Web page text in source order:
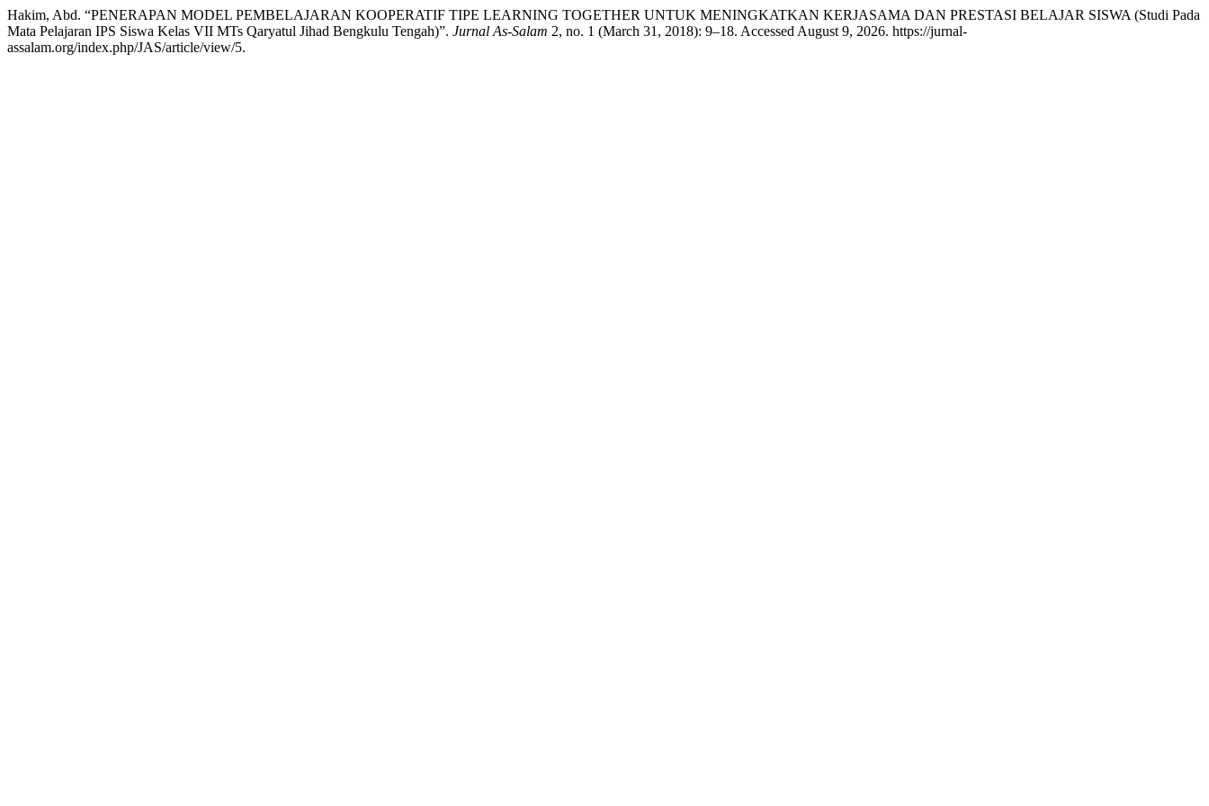
Hakim, Abd. “PENERAPAN MODEL PEMBELAJARAN KOOPERATIF TIPE LEARNING TOGETHER UNTUK MENINGKATKAN KERJASAMA DAN PRESTASI BELAJAR SISWA (Studi Pada
Mata Pelajaran IPS Siswa Kelas VII MTs Qaryatul Jihad Bengkulu Tengah)”. Jurnal As-Salam 2, no. 1 (March 31, 2018): 9–18. Accessed August 9, 2026. https://jurnal-
assalam.org/index.php/JAS/article/view/5.